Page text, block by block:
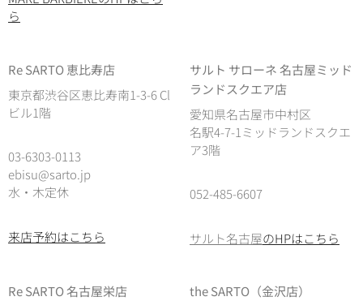
ら
Re SARTO 恵比寿店
東京都渋谷区恵比寿南1-3-6 Cl
ビル1階
03-6303-0113
ebisu@sarto.jp
水・木定休
来店予約はこちら
サルト サローネ 名古屋ミッド
ランドスクエア店
愛知県名古屋市中村区
名駅4-7-1ミッドランドスクエ
ア3階
052-485-6607
サルト名古屋のHPはこちら
Re SARTO 名古屋栄店
the SARTO（金沢店）